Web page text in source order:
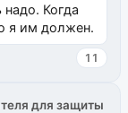
Когда
я им должен.
11
для защиты